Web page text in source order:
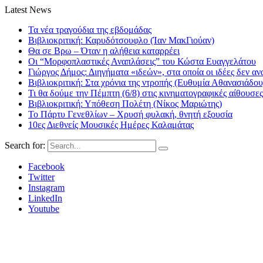
Latest News
Τα νέα τραγούδια της εβδομάδας
Βιβλιοκριτική: Καρυδότσουφλο (Ίαν ΜακΓιούαν)
Θα σε Βρω – Όταν η αλήθεια καταρρέει
Οι “Μορφοπλαστικές Αναπλάσεις” του Κώστα Ευαγγελάτου
Γιώργος Δήμος: Διηγήματα «ιδεών», στα οποία οι ιδέες δεν
Βιβλιοκριτική: Στα χρόνια της ντροπής (Ευθυμία
Τι θα δούμε την Πέμπτη (6/8) στις κινηματογραφικές αίθουσες
Βιβλιοκριτική: Υπόθεση Πολέτη (Νίκος Μαριώτης)
Το Πάρτυ Γενεθλίων – Χρυσή φυλακή, θνητή εξουσία
10ες Διεθνείς Μουσικές Ημέρες Καλαμάτας
Search for:
Facebook
Twitter
Instagram
LinkedIn
Youtube